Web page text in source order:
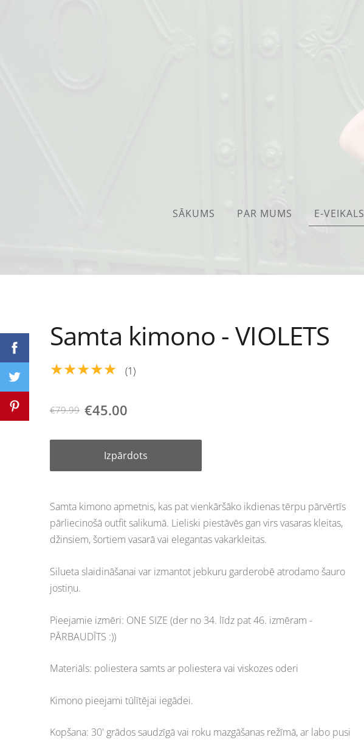
SĀKUMS PAR MUMS E-VEIKALS
Samta kimono - VIOLETS
★★★★★ (1)
€79.99 €45.00
Izpārdots
Samta kimono apmetnis, kas pat vienkāršāko ikdienas tērpu pārvērtīs
pārliecinošā outfit salikumā. Lieliski piestāvēs gan virs vasaras kleitas,
džinsiem, šortiem vasarā vai elegantas vakarkleitas.
Silueta slaidināšanai var izmantot jebkuru garderobē atrodamo šauro
jostiņu.
Pieejamie izmēri: ONE SIZE (der no 34. līdz pat 46. izmēram -
PĀRBAUDĪTS :))
Materiāls: poliestera samts ar poliestera vai viskozes oderi
Kimono pieejami tūlītējai iegādei.
Kopšana: 30' grādos saudzīgā vai roku mazgāšanas režīmā, ar labo pusi